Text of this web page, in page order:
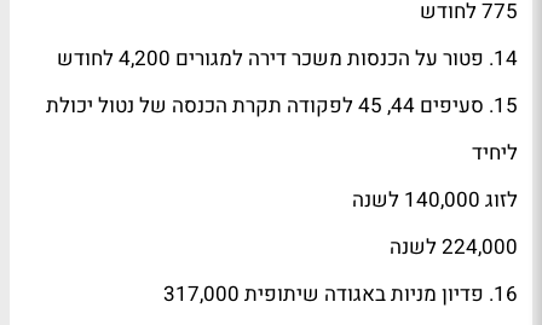
775 לחודש
14. פטור על הכנסות משכר דירה למגורים 4,200 לחודש
15. סעיפים 44, 45 לפקודה תקרת הכנסה של נטול יכולת
ליחיד
לזוג 140,000 לשנה
224,000 לשנה
16. פדיון מניות באגודה שיתופית 317,000